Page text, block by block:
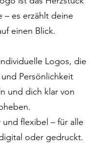
– es erzählt deine
einen Blick.
Logos, die
Persönlichkeit
und dich klar von
flexibel – für alle
oder gedruckt.